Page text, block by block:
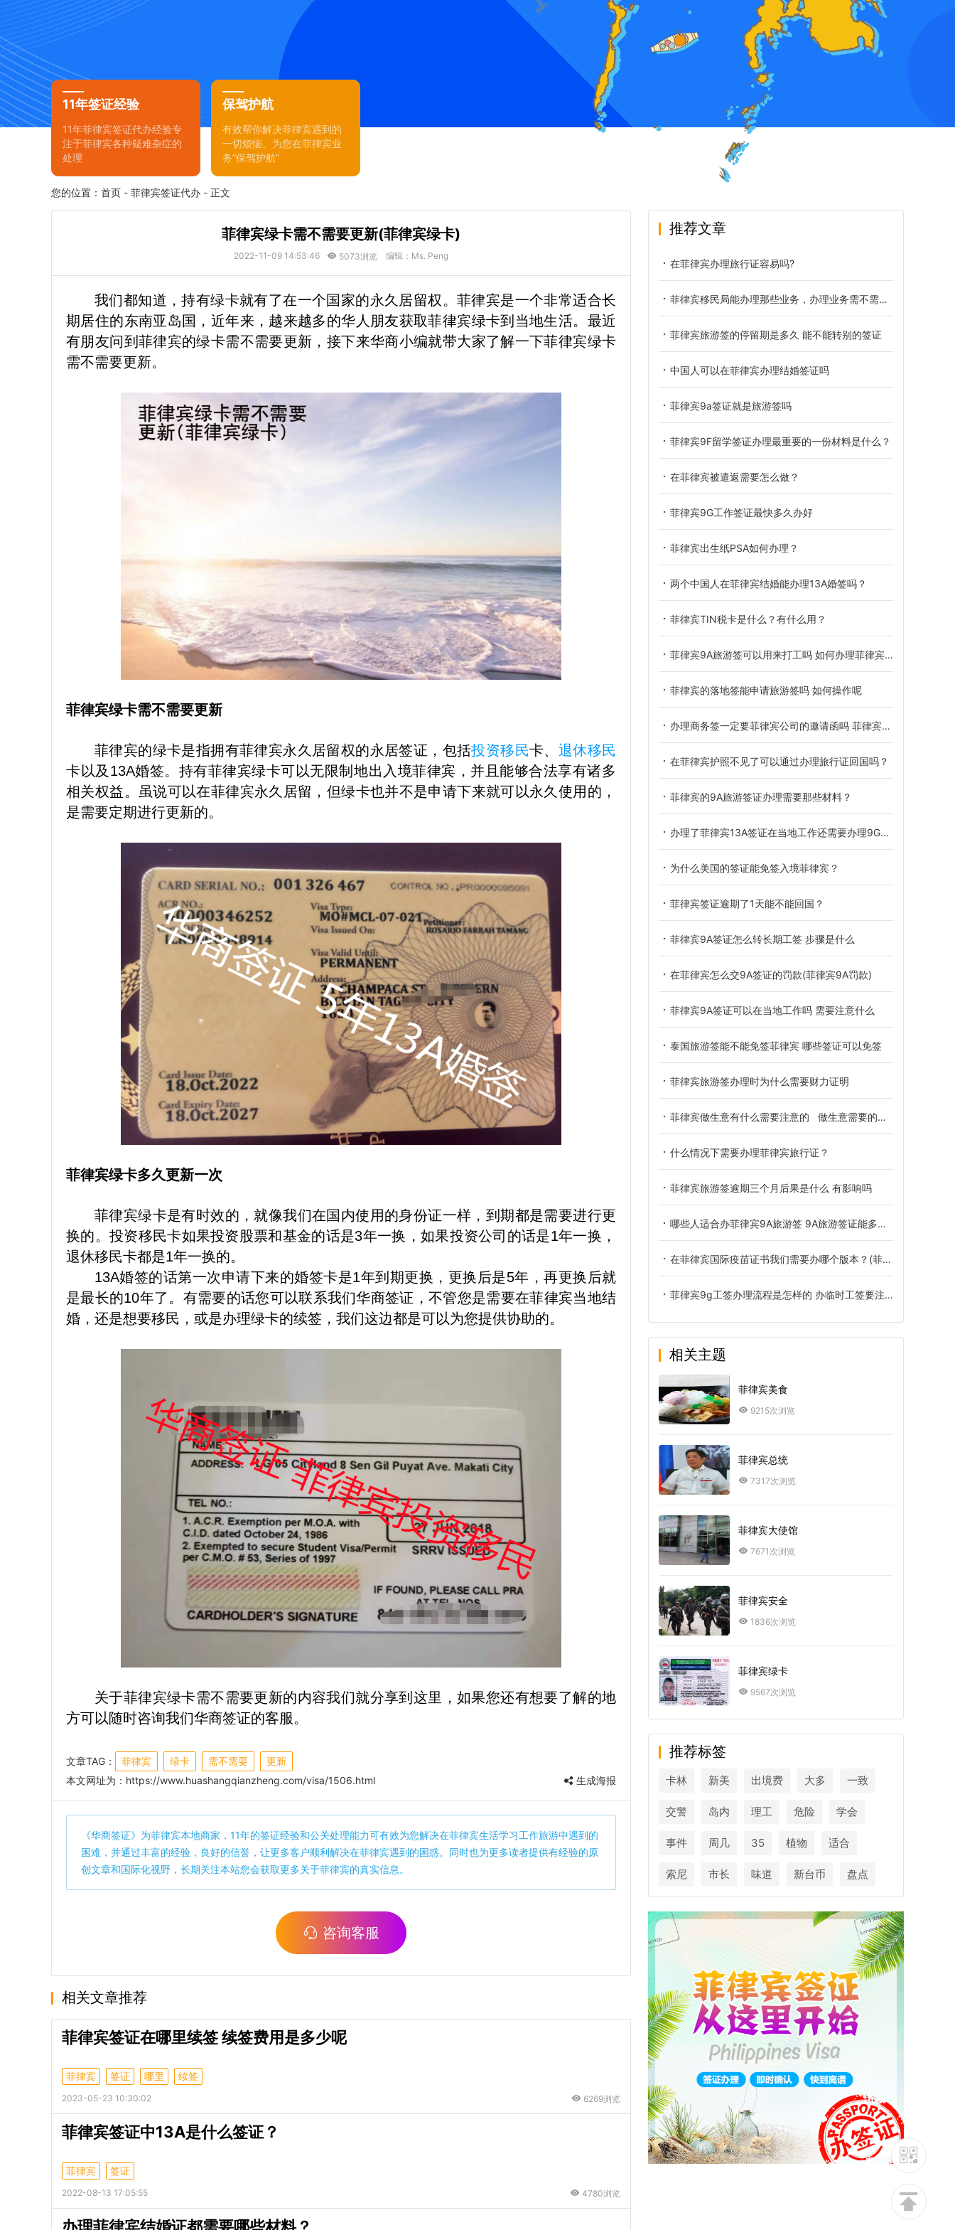
11年签证经验
11年菲律宾签证代办经验专
注于菲律宾各种疑难杂症的
处理
保驾护航
有效帮你解决菲律宾遇到的
一切烦恼。为您在菲律宾业
务“保驾护航”
您的位置： 首页 - 菲律宾签证代办 - 正文
菲律宾绿卡需不需要更新(菲律宾绿卡)
2022-11-09 14:53:46 5073浏览 编辑：Ms. Peng
我们都知道，持有绿卡就有了在一个国家的永久居留权。菲律宾是一个非常适合长
期居住的东南亚岛国，近年来，越来越多的华人朋友获取菲律宾绿卡到当地生活。最近
有朋友问到菲律宾的绿卡需不需要更新，接下来华商小编就带大家了解一下菲律宾绿卡
需不需要更新。
菲律宾绿卡需不需要更新
菲律宾的绿卡是指拥有菲律宾永久居留权的永居签证，包括投资移民卡、 退休移民
卡以及13A婚签。持有菲律宾绿卡可以无限制地出入境菲律宾，并且能够合法享有诸多
相关权益。虽说可以在菲律宾永久居留，但绿卡也并不是申请下来就可以永久使用的，
是需要定期进行更新的。
菲律宾绿卡多久更新一次
菲律宾绿卡是有时效的，就像我们在国内使用的身份证一样，到期都是需要进行更
换的。投资移民卡如果投资股票和基金的话是3年一换，如果投资公司的话是1年一换，
退休移民卡都是1年一换的。
13A婚签的话第一次申请下来的婚签卡是1年到期更换，更换后是5年，再更换后就
是最长的10年了。有需要的话您可以联系我们华商签证，不管您是需要在菲律宾当地结
婚，还是想要移民，或是办理绿卡的续签，我们这边都是可以为您提供协助的。
关于菲律宾绿卡需不需要更新的内容我们就分享到这里，如果您还有想要了解的地
方可以随时咨询我们华商签证的客服。
文章TAG： 菲律宾 绿卡 需不需要
更新
本文网址为： https://www.huashangqianzheng.com/visa/1506.html 生成海报
《华商签证》为菲律宾本地商家，11年的签证经验和公关处理能力可有效为您解决在菲律宾生活学习工作旅游中遇到的
困难，并通过丰富的经验，良好的信誉，让更多客户顺利解决在菲律宾遇到的困惑。同时也为更多读者提供有经验的原
创文章和国际化视野，长期关注本站您会获取更多关于菲律宾的真实信息。
咨询客服
相关文章推荐
菲律宾签证在哪里续签 续签费用是多少呢
菲律宾 签证 哪里 续签
2023-05-23 10:30:02 6269浏览
菲律宾签证中13A是什么签证？
菲律宾 签证
2022-08-13 17:05:55 4780浏览
推荐文章
在菲律宾办理旅行证容易吗?
菲律宾移民局能办理那些业务，办理业务需不需要排队？
菲律宾旅游签的停留期是多久 能不能转别的签证
中国人可以在菲律宾办理结婚签证吗
菲律宾9a签证就是旅游签吗
菲律宾9F留学签证办理最重要的一份材料是什么？
在菲律宾被遣返需要怎么做？
菲律宾9G工作签证最快多久办好
菲律宾出生纸PSA如何办理？
两个中国人在菲律宾结婚能办理13A婚签吗？
菲律宾TIN税卡是什么？有什么用？
菲律宾9A旅游签可以用来打工吗 如何办理菲律宾旅游签证
菲律宾的落地签能申请旅游签吗 如何操作呢
办理商务签一定要菲律宾公司的邀请函吗 菲律宾商务签的有效期多久
在菲律宾护照不见了可以通过办理旅行证回国吗？
菲律宾的9A旅游签证办理需要那些材料？
办理了菲律宾13A签证在当地工作还需要办理9G工签吗？
为什么美国的签证能免签入境菲律宾？
菲律宾签证逾期了1天能不能回国？
菲律宾9A签证怎么转长期工签 步骤是什么
在菲律宾怎么交9A签证的罚款(菲律宾9A罚款)
菲律宾9A签证可以在当地工作吗 需要注意什么
泰国旅游签能不能免签菲律宾 哪些签证可以免签
菲律宾旅游签办理时为什么需要财力证明
菲律宾做生意有什么需要注意的 做生意需要的证件
什么情况下需要办理菲律宾旅行证？
菲律宾旅游签逾期三个月后果是什么 有影响吗
哪些人适合办菲律宾9A旅游签 9A旅游签证能多次往返吗
在菲律宾国际疫苗证书我们需要办哪个版本？(菲律宾疫苗证书)
菲律宾9g工签办理流程是怎样的 办临时工签要注意什么
相关主题
菲律宾美食
9215次浏览
菲律宾总统
7317次浏览
菲律宾大使馆
7671次浏览
菲律宾安全
1836次浏览
菲律宾绿卡
9567次浏览
推荐标签
卡林 新美 出境费 大多 一致
交警 岛内 理工 危险 学会
事件 周几 35 植物 适合
索尼 市长 味道 新台币 盘点